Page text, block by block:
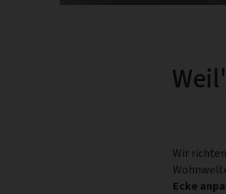
Wir
Ecke